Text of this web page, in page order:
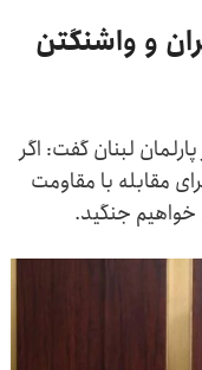
و واشنگتن
لبنان گفت: اگر
مقابله با مقاومت
خواهیم جنگید.